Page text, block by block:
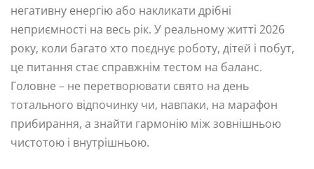
негативну енергію або накликати дрібні
неприємності на весь рік. У реальному житті 2026
року, коли багато хто поєднує роботу, дітей і побут,
це питання стає справжнім тестом на баланс.
Головне – не перетворювати свято на день
тотального відпочинку чи, навпаки, на марафон
прибирання, а знайти гармонію між зовнішньою
чистотою і внутрішньою.